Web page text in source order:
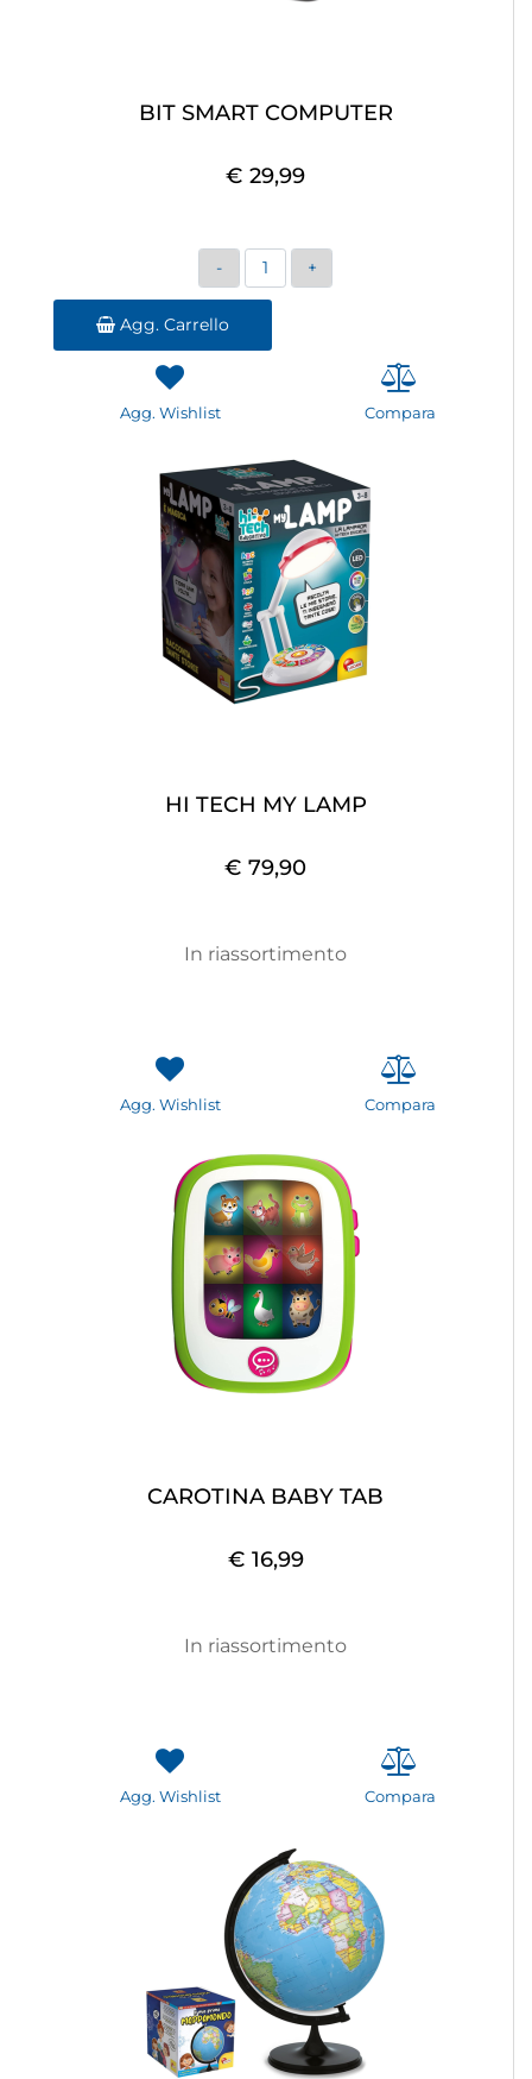
BIT SMART COMPUTER
€ 29,99
Quantità
Agg. Carrello
Agg. Wishlist Compara
HI TECH MY LAMP
€ 79,90
In riassortimento
Agg. Wishlist Compara
CAROTINA BABY TAB
€ 16,99
In riassortimento
Agg. Wishlist Compara